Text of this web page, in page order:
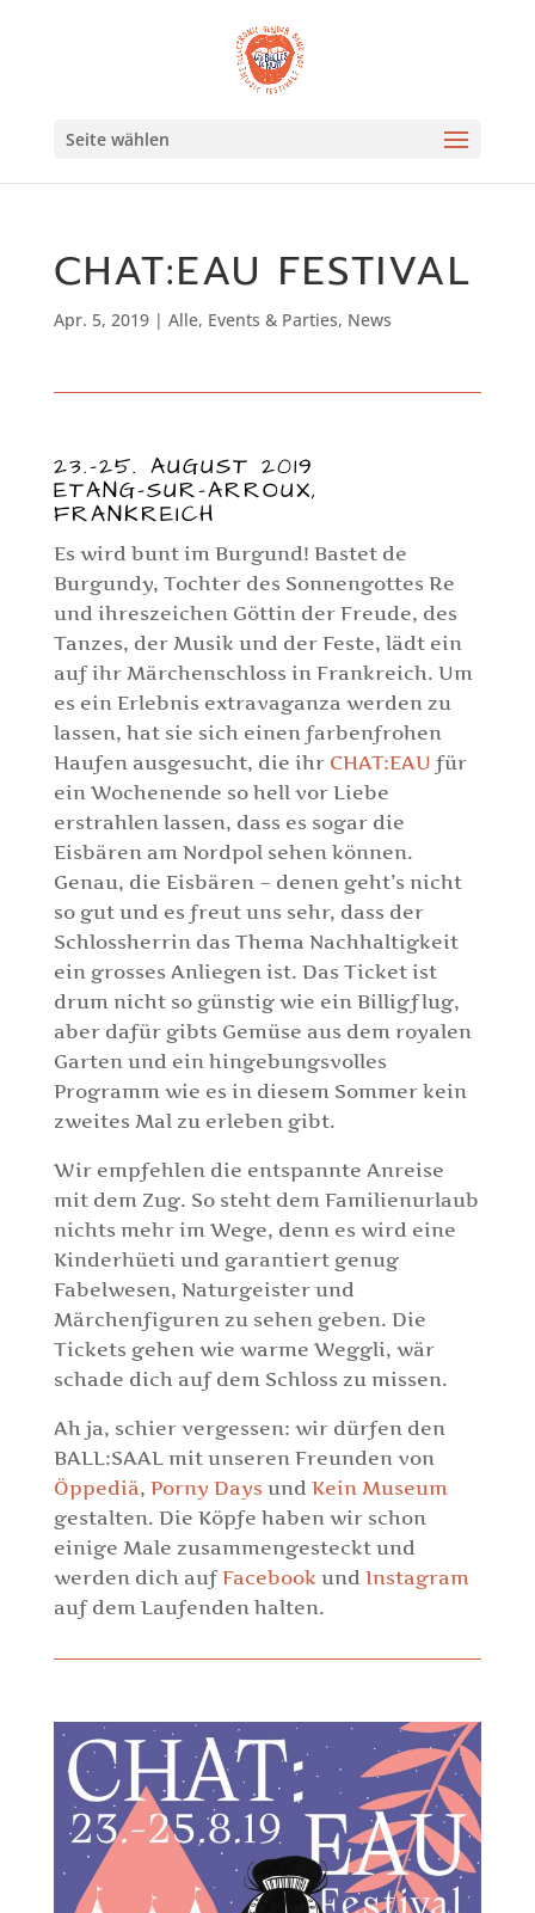
Seite wählen
CHAT:EAU FESTIVAL
Apr. 5, 2019| Alle, Events & Parties, News
23.-25. AUGUST 2019
ETANG-SUR-ARROUX,
FRANKREICH
Es wird bunt im Burgund! Bastet de
Burgundy, Tochter des Sonnengottes Re
und ihreszeichen Göttin der Freude, des
Tanzes, der Musik und der Feste, lädt ein
auf ihr Märchenschloss in Frankreich. Um
es ein Erlebnis extravaganza werden zu
lassen, hat sie sich einen farbenfrohen
Haufen ausgesucht, die ihr CHAT:EAU für
ein Wochenende so hell vor Liebe
erstrahlen lassen, dass es sogar die
Eisbären am Nordpol sehen können.
Genau, die Eisbären – denen geht’s nicht
so gut und es freut uns sehr, dass der
Schlossherrin das Thema Nachhaltigkeit
ein grosses Anliegen ist. Das Ticket ist
drum nicht so günstig wie ein Billigflug,
aber dafür gibts Gemüse aus dem royalen
Garten und ein hingebungsvolles
Programm wie es in diesem Sommer kein
zweites Mal zu erleben gibt.
Wir empfehlen die entspannte Anreise
mit dem Zug. So steht dem Familienurlaub
nichts mehr im Wege, denn es wird eine
Kinderhüeti und garantiert genug
Fabelwesen, Naturgeister und
Märchenfiguren zu sehen geben. Die
Tickets gehen wie warme Weggli, wär
schade dich auf dem Schloss zu missen.
Ah ja, schier vergessen: wir dürfen den
BALL:SAAL mit unseren Freunden von
Öppediä, Porny Daysund Kein Museum
gestalten. Die Köpfe haben wir schon
einige Male zusammengesteckt und
werden dich aufFacebook und Instagram
auf dem Laufenden halten.